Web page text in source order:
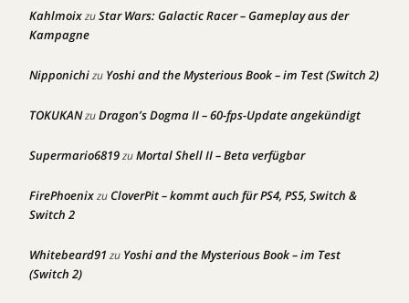
KahlmoixzuStar Wars: Galactic Racer – Gameplay aus der
Kampagne
Nipponichizu Yoshi and the Mysterious Book – im Test (Switch 2)
TOKUKANzuDragon’s Dogma II – 60-fps-Update angekündigt
Supermario6819zuMortal Shell II – Beta verfügbar
FirePhoenixzuCloverPit – kommt auch für PS4, PS5, Switch &
Switch 2
Whitebeard91 zu Yoshi and the Mysterious Book – im Test
(Switch 2)